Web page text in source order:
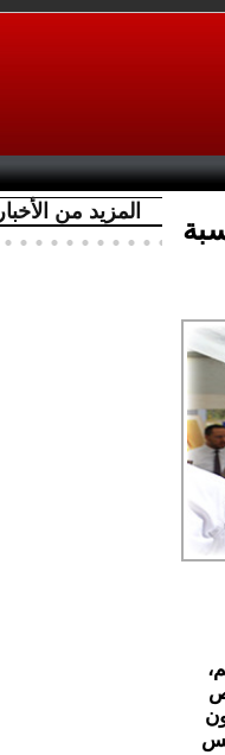
المزيد من الأخبار